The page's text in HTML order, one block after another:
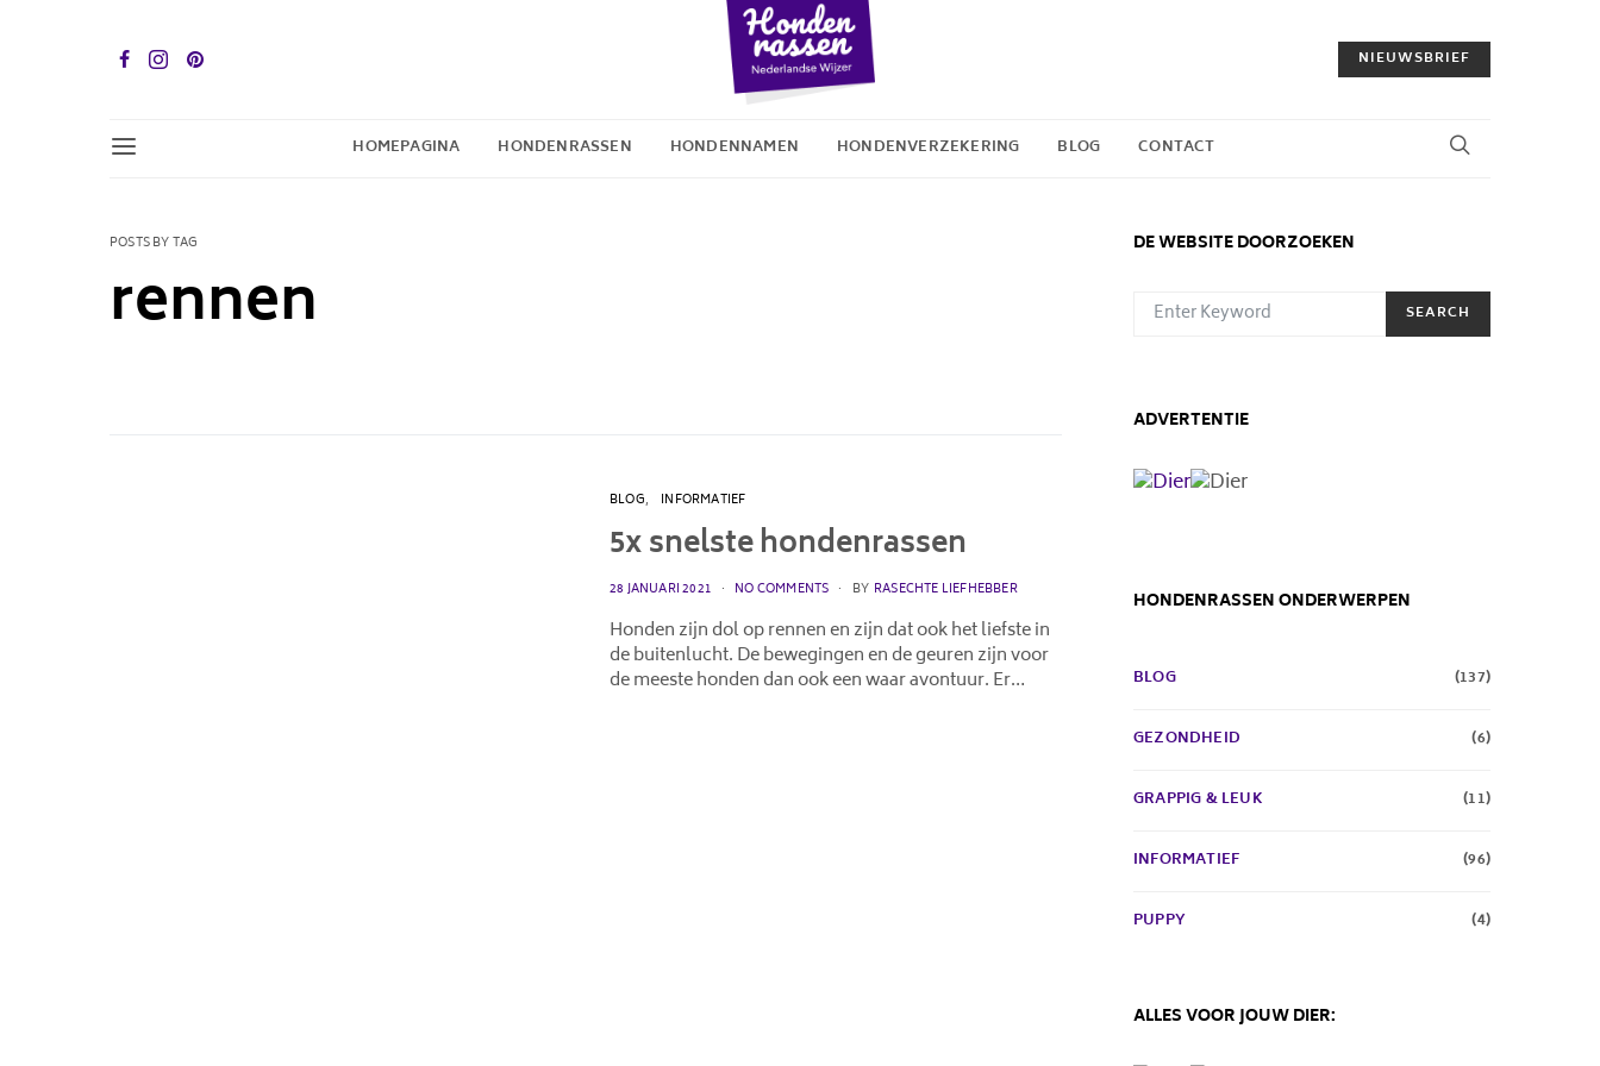
NIEUWSBRIEF
HOMEPAGINA HONDENRASSEN HONDENNAMEN HONDENVERZEKERING BLOG CONTACT
POSTS BY TAG
rennen
BLOG INFORMATIEF
5x snelste hondenrassen
POSTED
28 JANUARI 2021 NO COMMENTS BY RASECHTE LIEFHEBBER
Honden zijn dol op rennen en zijn dat ook het liefste in
de buitenlucht. De bewegingen en de geuren zijn voor
de meeste honden dan ook een waar avontuur. Er…
DE WEBSITE DOORZOEKEN
SEARCH FOR:
SEARCH
ADVERTENTIE
HONDENRASSEN ONDERWERPEN
BLOG (137)
GEZONDHEID (6)
GRAPPIG & LEUK (11)
INFORMATIEF (96)
PUPPY (4)
ALLES VOOR JOUW DIER: